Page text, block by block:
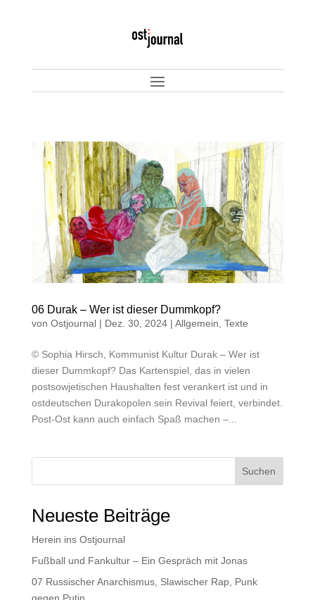
06 Durak – Wer ist dieser Dummkopf?
von Ostjournal| Dez. 30, 2024| Allgemein, Texte
© Sophia Hirsch, Kommunist Kultur Durak – Wer ist
dieser Dummkopf? Das Kartenspiel, das in vielen
postsowjetischen Haushalten fest verankert ist und in
ostdeutschen Durakopolen sein Revival feiert, verbindet.
Post-Ost kann auch einfach Spaß machen –...
Suchen
Neueste Beiträge
Herein ins Ostjournal
Fußball und Fankultur – Ein Gespräch mit Jonas
07 Russischer Anarchismus, Slawischer Rap, Punk